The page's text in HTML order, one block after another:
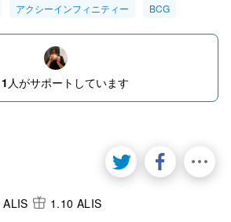
アクシーインフィニティー BCG
1 人がサポートしています
1.10 ALIS